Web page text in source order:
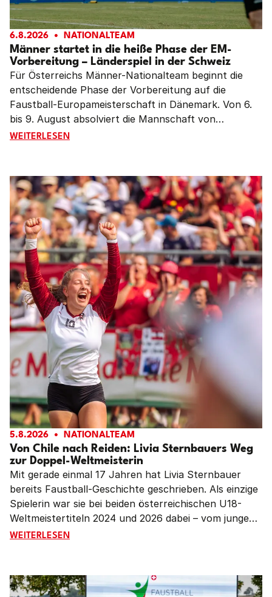
Männer startet in die heiße Phase der EM-
Vorbereitung – Länderspiel in der Schweiz
6.8.2026 NATIONALTEAM
Für Österreichs Männer-Nationalteam beginnt die
entscheidende Phase der Vorbereitung auf die
Faustball-Europameisterschaft in Dänemark. Von 6.
bis 9. August absolviert die Mannschaft von
Teamchef Siegfried Simon ein intensives
um 18:00 Uhr in Widnau – gleichzeitig der letzte
Härtetest vor dem EM-Auftakt.
WEITERLESENMÄNNER STARTET IN DIE HEISSE PHASE DER EM-
Von Chile nach Reiden: Livia Sternbauers Weg
zur Doppel-Weltmeisterin
5.8.2026 NATIONALTEAM
Mit gerade einmal 17 Jahren hat Livia Sternbauer
bereits Faustball-Geschichte geschrieben. Als einzige
Spielerin war sie bei beiden österreichischen U18-
Weltmeistertiteln 2024 und 2026 dabei – vom jungen
Talent zur Führungsspielerin und zum Gesicht der
Gespräch mit Faustball Austria blickt die Doppel-
Weltmeisterin auf zwei unvergessliche Turniere, ihren
WEITERLESENVON CHILE NACH REIDEN: LIVIA STERNBAUERS WEG